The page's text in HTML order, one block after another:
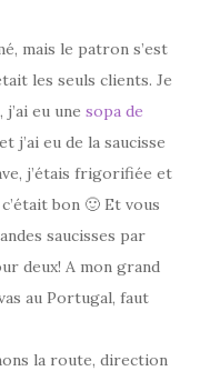
mais le patron s’est
les seuls clients. Je
eu une sopa de
j’ai eu de la saucisse
j’étais frigorifiée et
bon 🙂 Et vous
saucisses par
deux! A mon grand
au Portugal, faut
la route, direction